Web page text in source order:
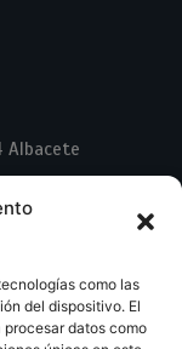
como las
del dispositivo. El
datos como
Albacete